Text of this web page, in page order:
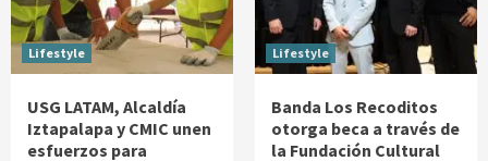
Lifestyle
USG LATAM, Alcaldía
Iztapalapa y CMIC unen
esfuerzos para
Lifestyle
Banda Los Recoditos
otorga beca a través de
la Fundación Cultural